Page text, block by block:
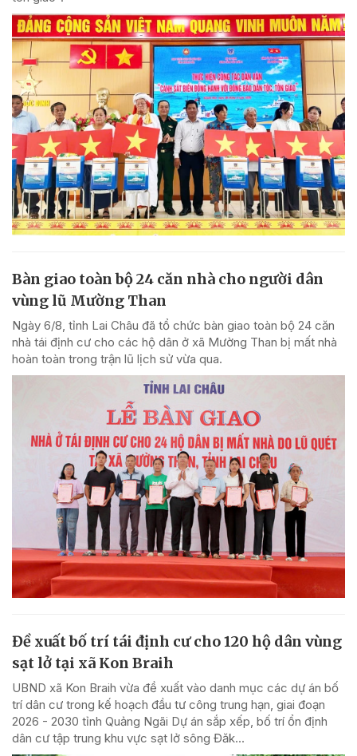
Bàn giao toàn bộ 24 căn nhà cho người dân
vùng lũ Mường Than
Ngày 6/8, tỉnh Lai Châu đã tổ chức bàn giao toàn bộ 24 căn
nhà tái định cư cho các hộ dân ở xã Mường Than bị mất nhà
hoàn toàn trong trận lũ lịch sử vừa qua.
Đề xuất bố trí tái định cư cho 120 hộ dân vùng
sạt lở tại xã Kon Braih
UBND xã Kon Braih vừa đề xuất vào danh mục các dự án bố
trí dân cư trong kế hoạch đầu tư công trung hạn, giai đoạn
2026 - 2030 tỉnh Quảng Ngãi Dự án sắp xếp, bố trí ổn định
dân cư tập trung khu vực sạt lở sông Đăk...